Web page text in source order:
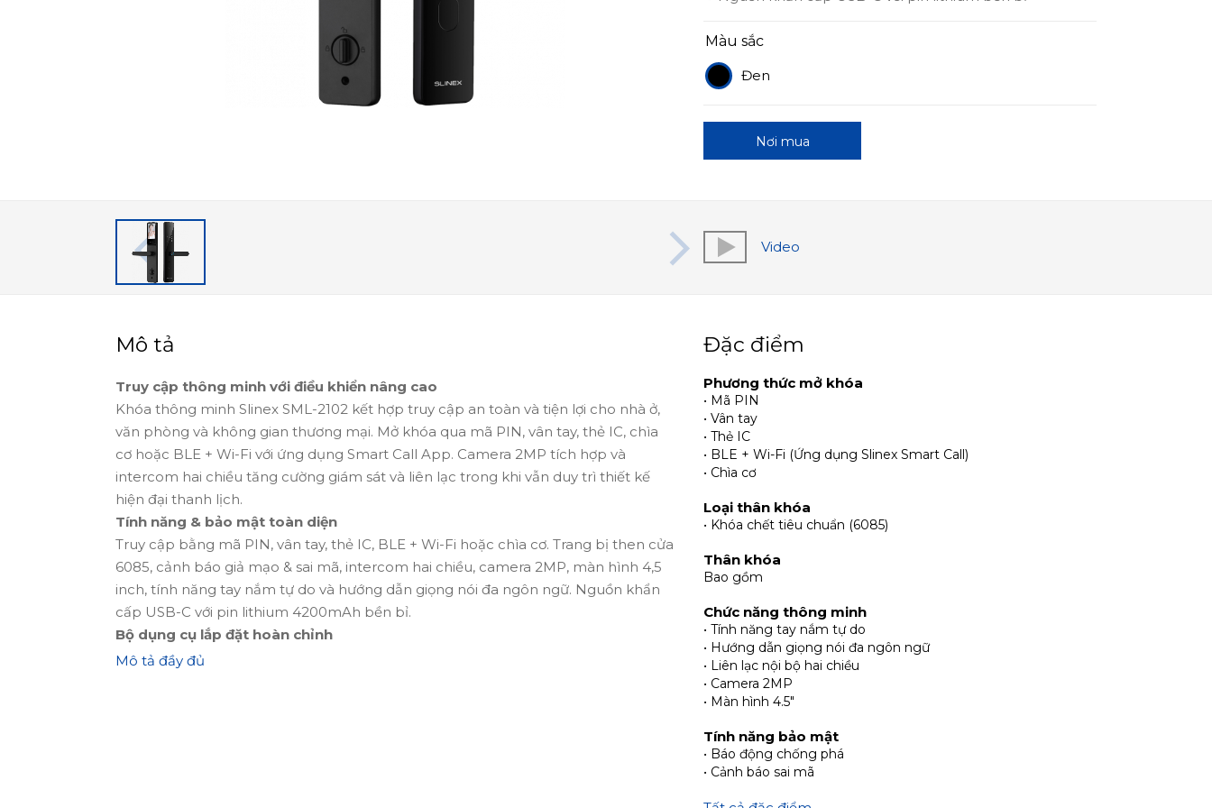
Màu sắc
Đen
Nơi mua
Video
Mô tả
Truy cập thông minh với điều khiển nâng cao
Khóa thông minh Slinex SML-2102 kết hợp truy cập an toàn và tiện lợi cho nhà ở,
văn phòng và không gian thương mại. Mở khóa qua mã PIN, vân tay, thẻ IC, chìa
cơ hoặc BLE + Wi-Fi với ứng dụng Smart Call App. Camera 2MP tích hợp và
intercom hai chiều tăng cường giám sát và liên lạc trong khi vẫn duy trì thiết kế
hiện đại thanh lịch.
Tính năng & bảo mật toàn diện
Truy cập bằng mã PIN, vân tay, thẻ IC, BLE + Wi-Fi hoặc chìa cơ. Trang bị then cửa
6085, cảnh báo giả mạo & sai mã, intercom hai chiều, camera 2MP, màn hình 4,5
inch, tính năng tay nắm tự do và hướng dẫn giọng nói đa ngôn ngữ. Nguồn khẩn
cấp USB-C với pin lithium 4200mAh bền bỉ.
Bộ dụng cụ lắp đặt hoàn chỉnh
Bộ bao gồm khóa + then cửa 6068 với các tấm đệm tùy chọn, pin lithium
Mô tả đầy đủ
Đặc điểm
Phương thức mở khóa
• Mã PIN
• Vân tay
• Thẻ IC
• BLE + Wi-Fi (Ứng dụng Slinex Smart Call)
• Chìa cơ
Loại thân khóa
• Khóa chết tiêu chuẩn (6085)
Thân khóa
Bao gồm
Chức năng thông minh
• Tính năng tay nắm tự do
• Hướng dẫn giọng nói đa ngôn ngữ
• Liên lạc nội bộ hai chiều
• Camera 2MP
• Màn hình 4.5"
Tính năng bảo mật
• Báo động chống phá
• Cảnh báo sai mã